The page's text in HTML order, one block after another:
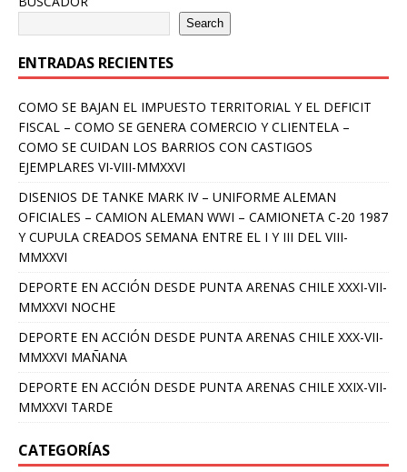
Search
ENTRADAS RECIENTES
COMO SE BAJAN EL IMPUESTO TERRITORIAL Y EL DEFICIT
FISCAL – COMO SE GENERA COMERCIO Y CLIENTELA –
COMO SE CUIDAN LOS BARRIOS CON CASTIGOS
EJEMPLARES VI-VIII-MMXXVI
DISENIOS DE TANKE MARK IV – UNIFORME ALEMAN
OFICIALES – CAMION ALEMAN WWI – CAMIONETA C-20 1987
Y CUPULA CREADOS SEMANA ENTRE EL I Y III DEL VIII-
MMXXVI
DEPORTE EN ACCIÓN DESDE PUNTA ARENAS CHILE XXXI-VII-
MMXXVI NOCHE
DEPORTE EN ACCIÓN DESDE PUNTA ARENAS CHILE XXX-VII-
MMXXVI MAÑANA
DEPORTE EN ACCIÓN DESDE PUNTA ARENAS CHILE XXIX-VII-
MMXXVI TARDE
CATEGORÍAS